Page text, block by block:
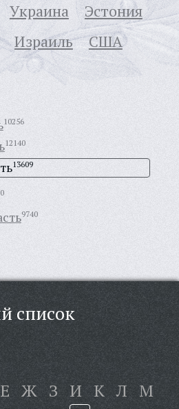
Украина
Эстония
Израиль
США
10256
12140
13609
9740
список
Е Ж З И К Л М